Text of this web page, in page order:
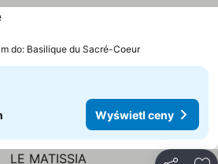
do: Basilique du Sacré-Coeur
Wyświetl ceny